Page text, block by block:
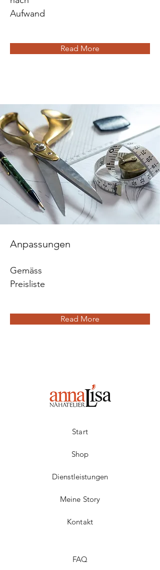
Aufwand
Read More
Anpassungen
Gemäss
Preisliste
Read More
Start
Shop
Dienstleistungen
Meine Story
Kontakt
FAQ